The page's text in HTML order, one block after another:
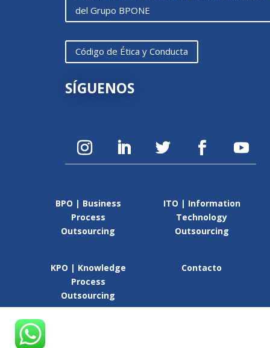
del Grupo BPONE
Código de Ética y Conducta
SÍGUENOS
BPO | Business
Process
Outsourcing
ITO | Information
Technology
Outsourcing
KPO | Knowledge
Process
Outsourcing
Contacto